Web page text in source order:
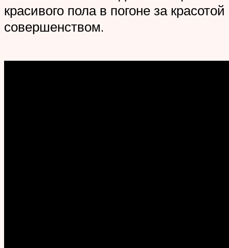
красивого пола в погоне за красотой
совершенством.